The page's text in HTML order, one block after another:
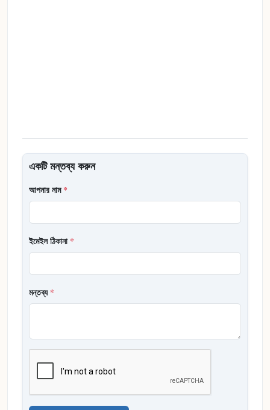
একটি মন্তব্য করুন
আপনার নাম*
ইমেইল ঠিকানা*
মন্তব্য*